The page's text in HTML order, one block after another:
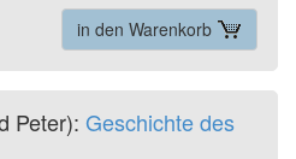
in den Warenkorb
Peter): Geschichte des